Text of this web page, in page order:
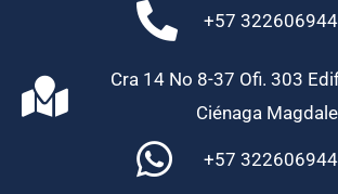
+57
Cra 14 No 8-37 Ofi. 303
Ciénaga
+57